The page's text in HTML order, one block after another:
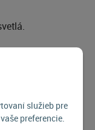
služieb pre
preferencie.